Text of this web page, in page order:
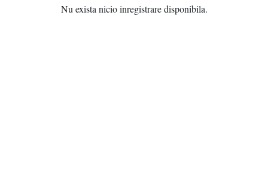
Nu exista nicio inregistrare disponibila.